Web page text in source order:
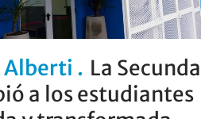
Alberti
La
a los estudiantes